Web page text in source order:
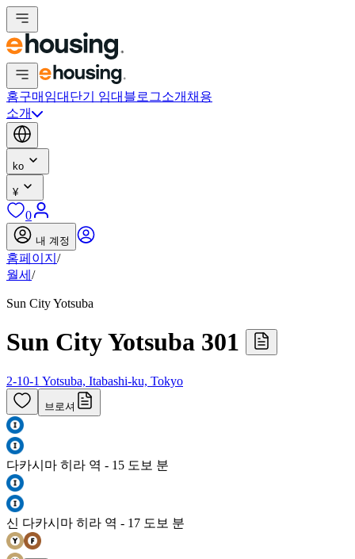
홈구매 임대 단기 임대 블로그소개 채용
소개
ko
¥
0
내 계정
홈페이지 /
월세 /
Sun City Yotsuba
Sun City Yotsuba 301
2-10-1 Yotsuba, Itabashi-ku, Tokyo
브로셔
다카시마 히라 역 - 15 도보 분
신 다카시마 히라 역 - 17 도보 분